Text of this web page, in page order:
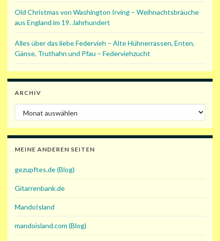
Old Christmas von Washington Irving – Weihnachtsbräuche
aus England im 19. Jahrhundert
Alles über das liebe Federvieh – Alte Hühnerrassen, Enten,
Gänse, Truthahn und Pfau – Federviehzucht
ARCHIV
Archiv
MEINE ANDEREN SEITEN
gezupftes.de (Blog)
Gitarrenbank.de
MandoIsland
mandoisland.com (Blog)